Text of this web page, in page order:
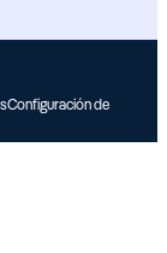
Configuración de